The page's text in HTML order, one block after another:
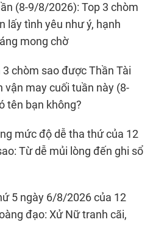
(8-9/8/2026): Top 3 chòm
lấy tình yêu như ý, hạnh
mong chờ
3 chòm sao được Thần Tài
vận may cuối tuần này (8-
tên bạn không?
mức độ dễ tha thứ của 12
Từ dễ mủi lòng đến ghi sổ
5 ngày 6/8/2026 của 12
đạo: Xử Nữ tranh cãi,